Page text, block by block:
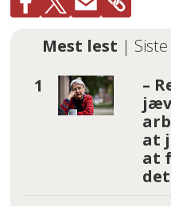
Mest lest |
–
at
at
det